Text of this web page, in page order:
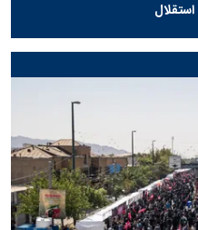
استقلال